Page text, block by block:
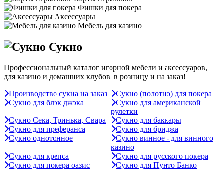
Фишки для покера
Аксессуары
Мебель для казино
Сукно
Профессиональный каталог игорной мебели и аксессуаров,
для казино и домашних клубов, в розницу и на заказ!
Производство сукна на заказ
Сукно (полотно) для покера
Сукно для блэк джэка
Сукно для американской
рулетки
Сукно Сека, Тринька, Свара
Сукно для баккары
Сукно для преферанса
Сукно для бриджа
Сукно однотонное
Сукно винное - для винного
казино
Сукно для крепса
Сукно для русского покера
Сукно для покера оазис
Сукно для Пунто Банко